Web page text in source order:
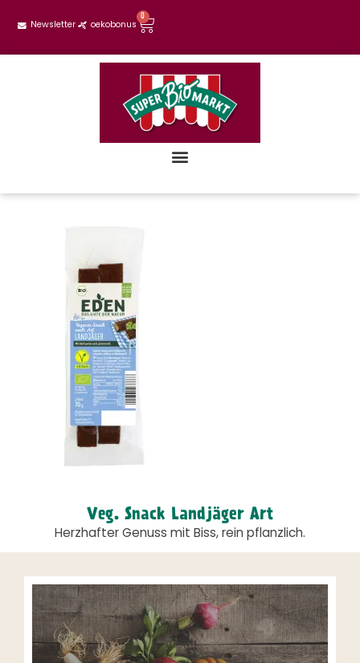
Newsletter oekobonus
0
Veg. Snack Landjäger Art
Herzhafter Genuss mit Biss, rein pflanzlich.